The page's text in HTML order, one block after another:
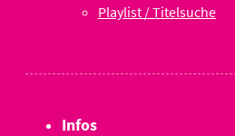
Playlist / Titelsuche
Infos